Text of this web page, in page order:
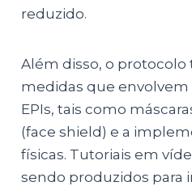
reduzido.
Além disso, o protocolo
medidas que
EPIs, tais como
(face shield) e a
físicas. Tutoriais em
sendo produzidos para